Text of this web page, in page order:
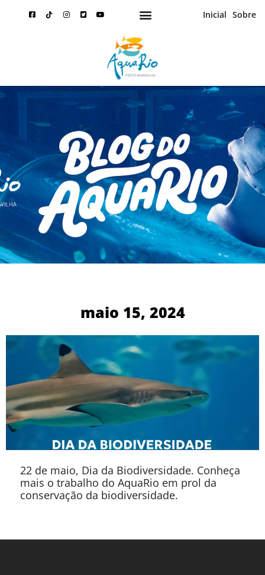
Inicial Sobre
maio 15, 2024
22 de maio, Dia da Biodiversidade. Conheça
mais o trabalho do AquaRio em prol da
conservação da biodiversidade.